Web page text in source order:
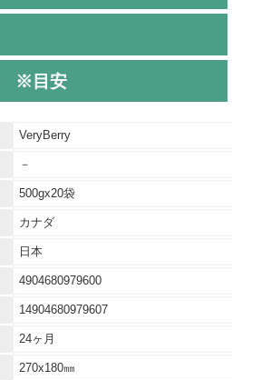
※目安
VeryBerry
－
500gx20袋
カナダ
日本
4904680979600
14904680979607
24ヶ月
270x180㎜